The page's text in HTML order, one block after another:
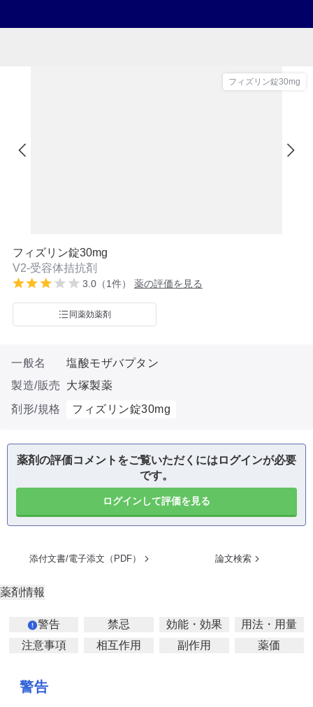
フィズリン錠30mg
フィズリン錠30mg
V2-受容体拮抗剤
3.0（1件） 薬の評価を見る
同薬効薬剤
一般名
塩酸モザバプタン
製造/販売
大塚製薬
剤形/規格
フィズリン錠30mg
薬剤の評価コメントをご覧いただくにはログインが必要
です。
ログインして評価を見る
添付文書/電子添文（PDF） 論文検索
薬剤情報
警告 禁忌 効能・効果
用法・用量
注意事項
相互作用 副作用 薬価
警告